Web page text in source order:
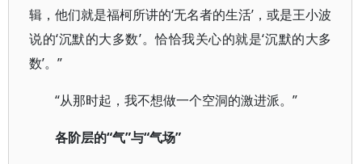
辑，他们就是福柯所讲的‘无名者的生活’，或是王小波
说的‘沉默的大多数’。恰恰我关心的就是‘沉默的大多
数’。”
“从那时起，我不想做一个空洞的激进派。”
各阶层的“气”与“气场”